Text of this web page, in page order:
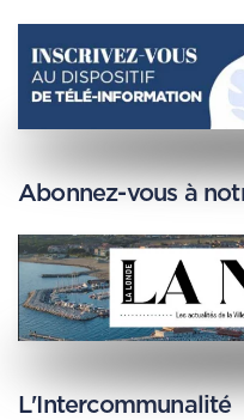
Abonnez-vous à
L'Intercommunalité